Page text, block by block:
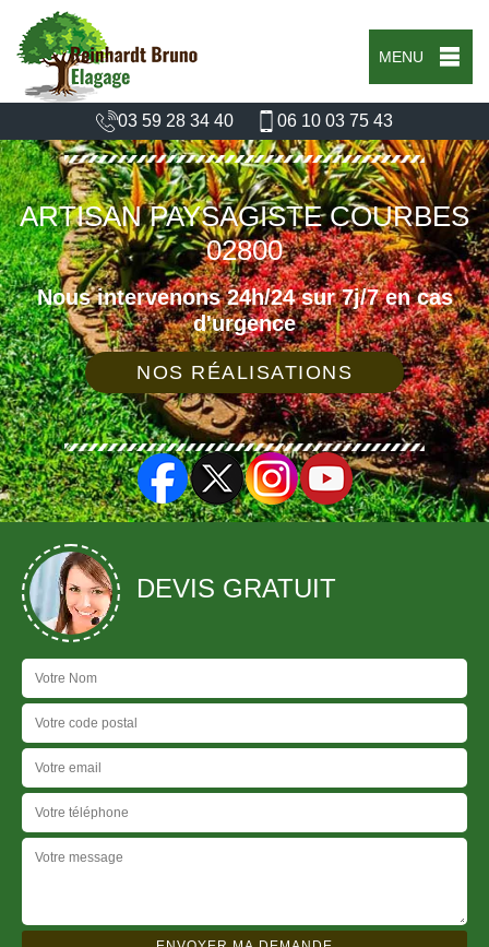
MENU
03 59 28 34 40 06 10 03 75 43
ARTISAN PAYSAGISTE COURBES
02800
Nous intervenons 24h/24 sur 7j/7 en cas
d'urgence
NOS RÉALISATIONS
DEVIS GRATUIT